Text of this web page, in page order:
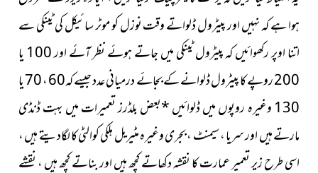
ہوا ہے کہ نہیں اور پیٹرول ڈلواتے وقت نوزل کو موٹر سائیکل کی ٹینکی سے
اتنا اوپر رکھوائیں کہ پیٹرول ٹینکی میں جاتے ہوئے نظر آئے اور 100 یا
200 روپے کا پیٹرول ڈلوانے کے بجائے درمیانی عدد جیسے کہ60 ، 70 یا
130 وغیرہ روپوں میں ڈلوائیں
*بعض بلڈرز تعمیرات میں بہت ڈنڈی
مارتے ہیں اور سریا ، سیمنٹ ، بجری وغیرہ مٹیریل ہلکی کوالٹی کا لگادیتے ہیں ،
اسی طرح زیر تعمیر عمارت کا نقشہ دکھاتے کچھ ہیں اور بناتے کچھ ہیں ، نقشے